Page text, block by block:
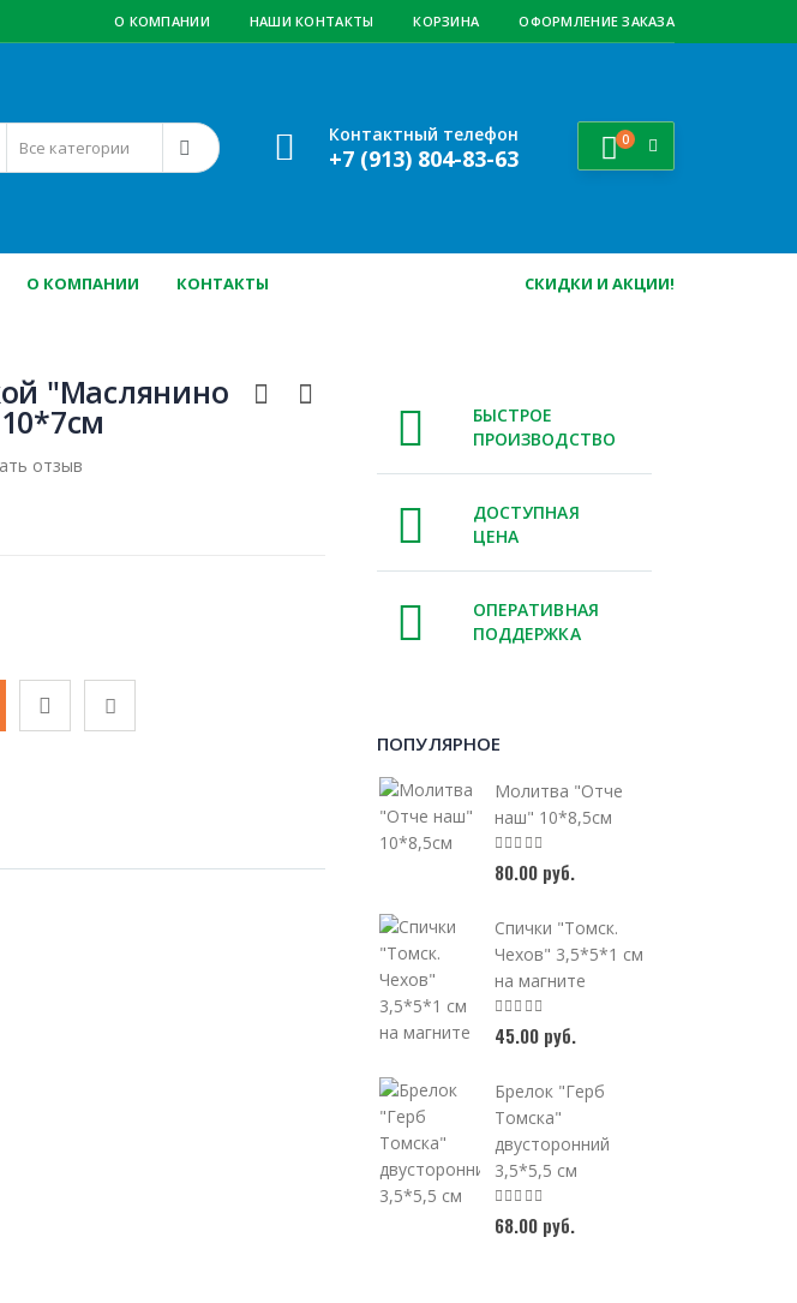
О КОМПАНИИ НАШИ КОНТАКТЫ КОРЗИНА ОФОРМЛЕНИЕ ЗАКАЗА
Контактный телефон
+7 (913) 804-83-63
0
О КОМПАНИИ КОНТАКТЫ СКИДКИ И АКЦИИ!
"Маслянино
отзыв
БЫСТРОЕ
ПРОИЗВОДСТВО
ДОСТУПНАЯ
ЦЕНА
ОПЕРАТИВНАЯ
ПОДДЕРЖКА
ПОПУЛЯРНОЕ
Молитва "Отче
наш" 10*8,5см
80.00 руб.
Спички "Томск.
Чехов" 3,5*5*1 см
на магните
45.00 руб.
Брелок "Герб
Томска"
двусторонний
3,5*5,5 см
68.00 руб.